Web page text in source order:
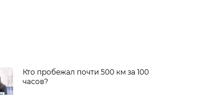
Кто пробежал почти 500 км за 100
часов?